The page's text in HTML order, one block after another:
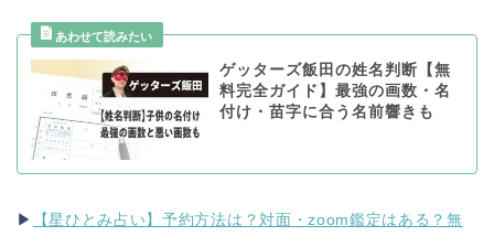
ゲッターズ飯田の姓名判断【無
料完全ガイド】最強の画数・名
付け・苗字に合う名前響きも
▶
【星ひとみ占い】予約方法は？対面・zoom鑑定はある？無